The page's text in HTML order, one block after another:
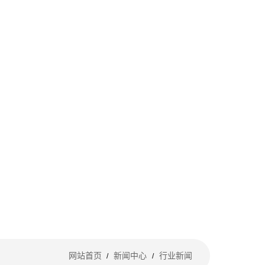
网站首页 / 新闻中心 / 行业新闻